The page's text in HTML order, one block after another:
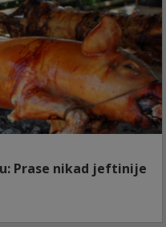
Prase nikad jeftinije